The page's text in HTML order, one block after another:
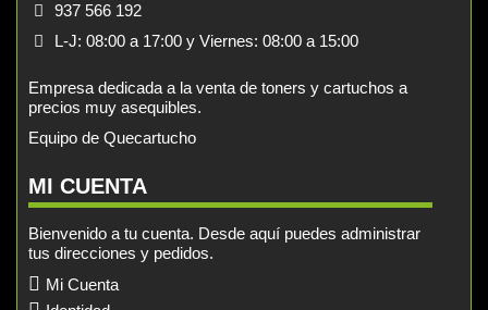
937 566 192
L-J: 08:00 a 17:00 y Viernes: 08:00 a 15:00
Empresa dedicada a la venta de toners y cartuchos a
precios muy asequibles.
Equipo de Quecartucho
MI CUENTA
Bienvenido a tu cuenta. Desde aquí puedes administrar
tus direcciones y pedidos.
Mi Cuenta